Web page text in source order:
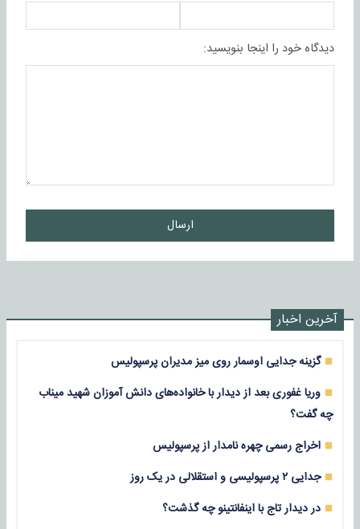
دیدگاه خود را اینجا بنویسید:
ارسال
آخرین اخبار
گزینه جدایی اوسمار روی میز مدیران پرسپولیس
وریا غفوری بعد از دیدار با خانواده‌های دانش آموزان شهید میناب
چه گفت؟
اخراج رسمی چهره نامدار از پرسپولیس
جدایی ۲ پرسپولیسی و استقلالی در یک روز
در دیدار تاج با اینفانتینو چه گذشت؟